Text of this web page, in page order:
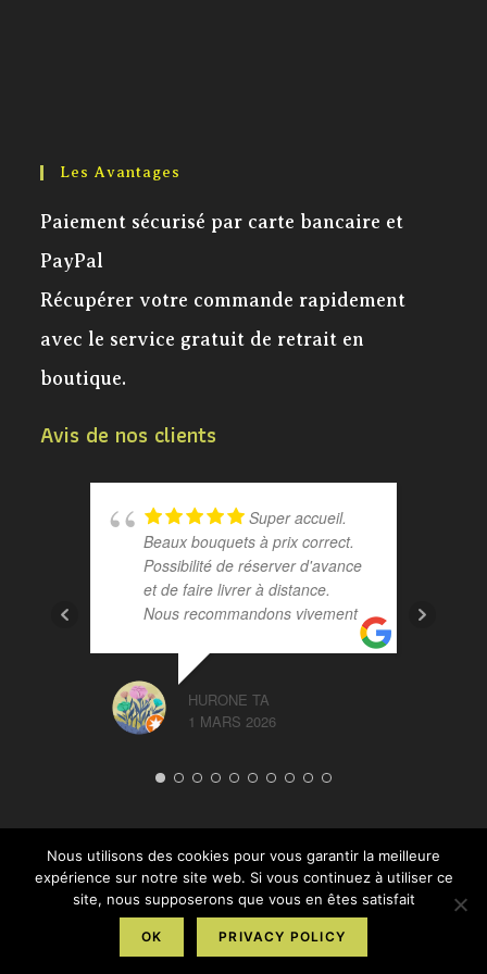
Les Avantages
Paiement sécurisé par carte bancaire et
PayPal
Récupérer votre commande rapidement
avec le service gratuit de retrait en
boutique.
Avis de nos clients
Super accueil.
Beaux bouquets à prix correct.
Possibilité de réserver d'avance
et de faire livrer à distance.
Nous recommandons vivement
HURONE TA
1 MARS 2026
Panier Mon compte Conditions générales de vente
Copyright 2026 - Rochefleurs - 53 Rue Saint James – 56130 La Roche-
Bernard - Tél :02 99 90 72 81
Nous utilisons des cookies pour vous garantir la meilleure
expérience sur notre site web. Si vous continuez à utiliser ce
site, nous supposerons que vous en êtes satisfait
OK PRIVACY POLICY